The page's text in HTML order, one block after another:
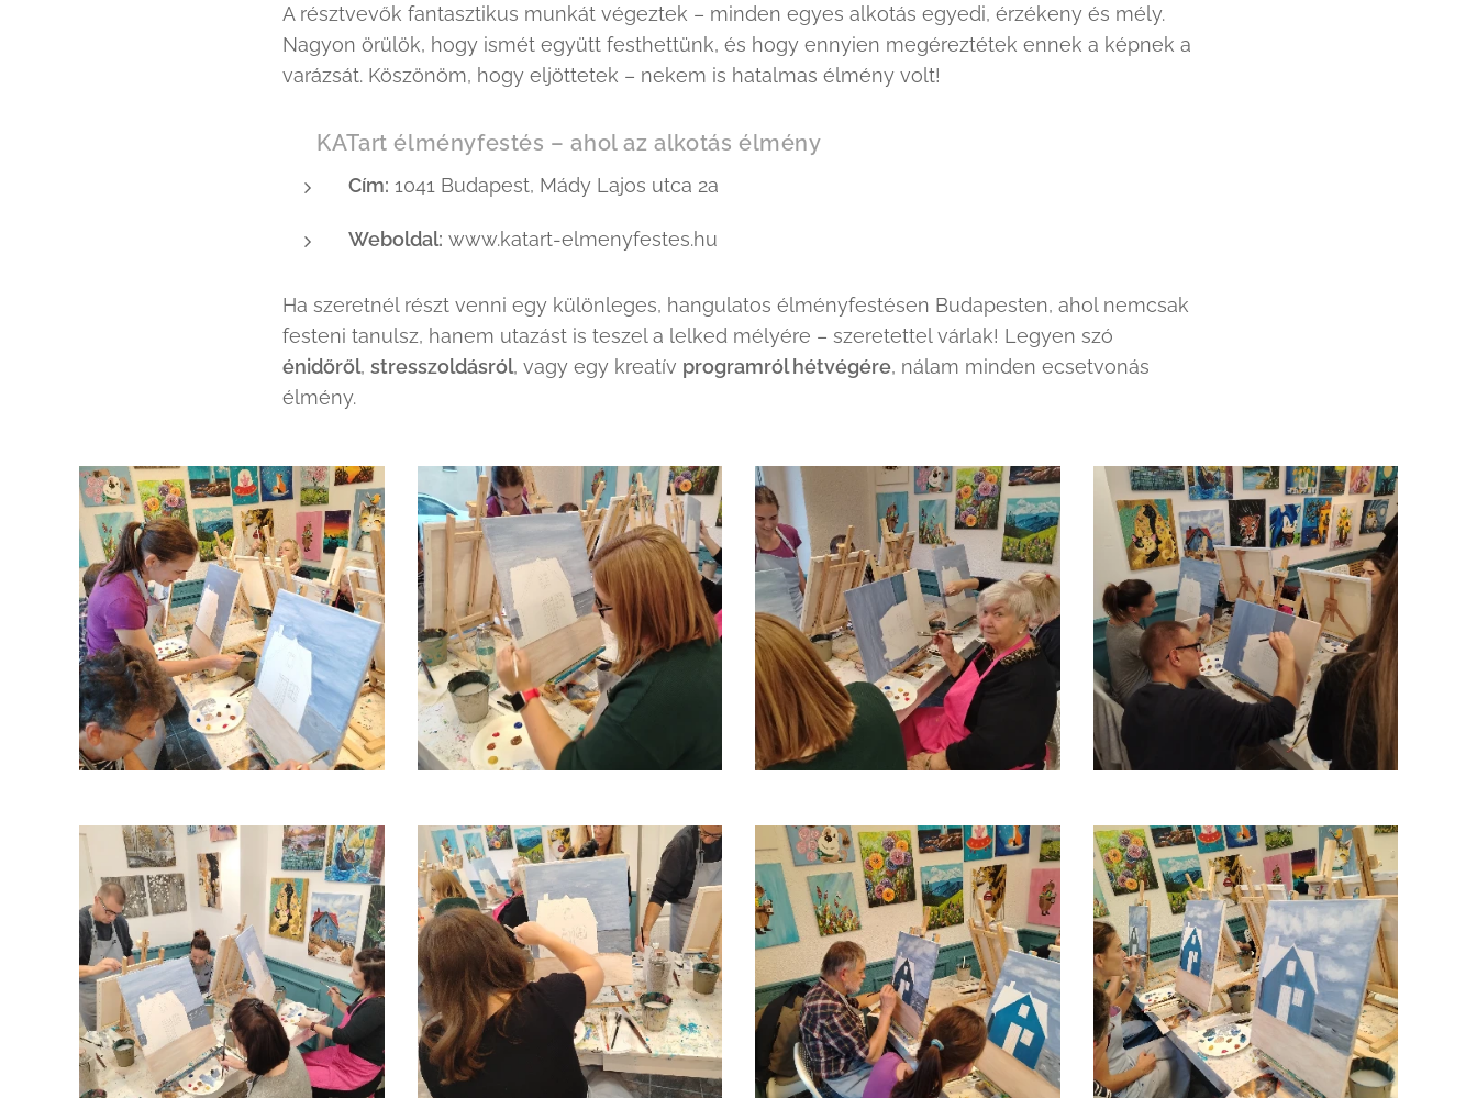
A résztvevők fantasztikus munkát végeztek – minden egyes alkotás egyedi, érzékeny és mély.
Nagyon örülök, hogy ismét együtt festhettünk, és hogy ennyien megéreztétek ennek a képnek a
varázsát. Köszönöm, hogy eljöttetek – nekem is hatalmas élmény volt! 🧡
📍 KATart élményfestés – ahol az alkotás élmény
Cím: 1041 Budapest, Mády Lajos utca 2a
Weboldal: www.katart-elmenyfestes.hu
Ha szeretnél részt venni egy különleges, hangulatos élményfestésen Budapesten, ahol nemcsak
festeni tanulsz, hanem utazást is teszel a lelked mélyére – szeretettel várlak! Legyen szó
énidőről, stresszoldásról, vagy egy kreatív programról hétvégére, nálam minden ecsetvonás
élmény.